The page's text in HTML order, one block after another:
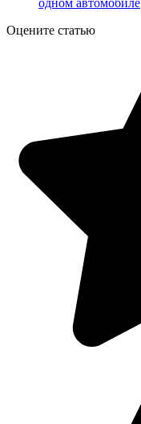
Оцените статью